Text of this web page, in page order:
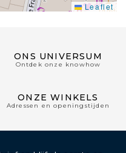
Leaflet
ONS UNIVERSUM
Ontdek onze knowhow
ONZE WINKELS
Adressen en openingstijden